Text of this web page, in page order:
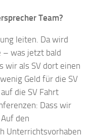
Team?
leiten. Da wird
– was jetzt bald
wir als SV dort einen
Geld für die SV
die SV Fahrt
Dass wir
den
Unterrichtsvorhaben